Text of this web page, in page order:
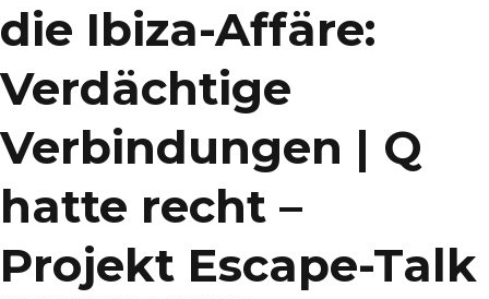
die Ibiza-Affäre:
Verdächtige
Verbindungen | Q
hatte recht –
Projekt Escape-Talk